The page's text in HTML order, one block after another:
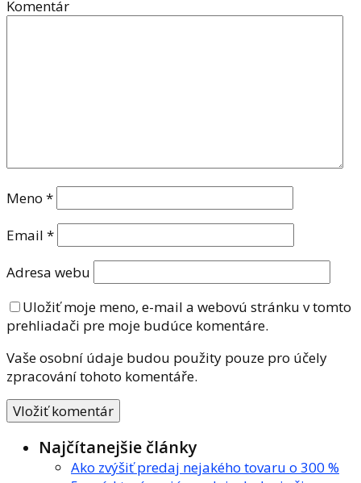
Komentár
Meno *
Email *
Adresa webu
Uložiť moje meno, e-mail a webovú stránku v tomto
prehliadači pre moje budúce komentáre.
Vaše osobní údaje budou použity pouze pro účely
zpracování tohoto komentáře.
Najčítanejšie články
Ako zvýšiť predaj nejakého tovaru o 300 %